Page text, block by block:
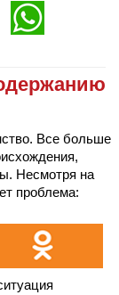
Все больше
Несмотря на
проблема: